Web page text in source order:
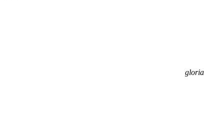
gloria